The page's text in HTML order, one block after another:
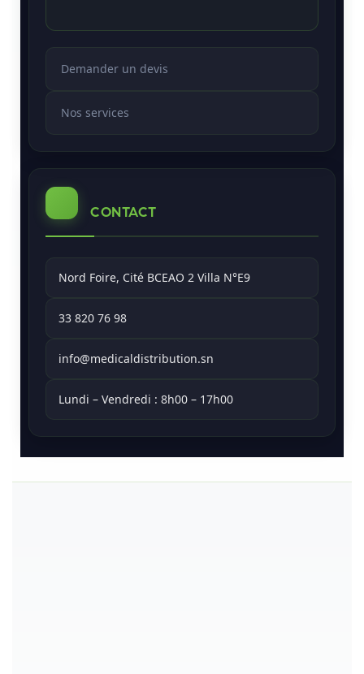
Demander un devis
Nos services
CONTACT
Nord Foire, Cité BCEAO 2 Villa N°E9
33 820 76 98
info@medicaldistribution.sn
Lundi – Vendredi : 8h00 – 17h00